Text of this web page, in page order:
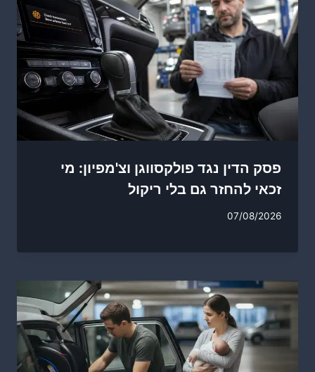
פסק הדין נגד פולקסווגן וצ'מפיון: מי
זכאי להחזר גם בלי ריקול
07/08/2026